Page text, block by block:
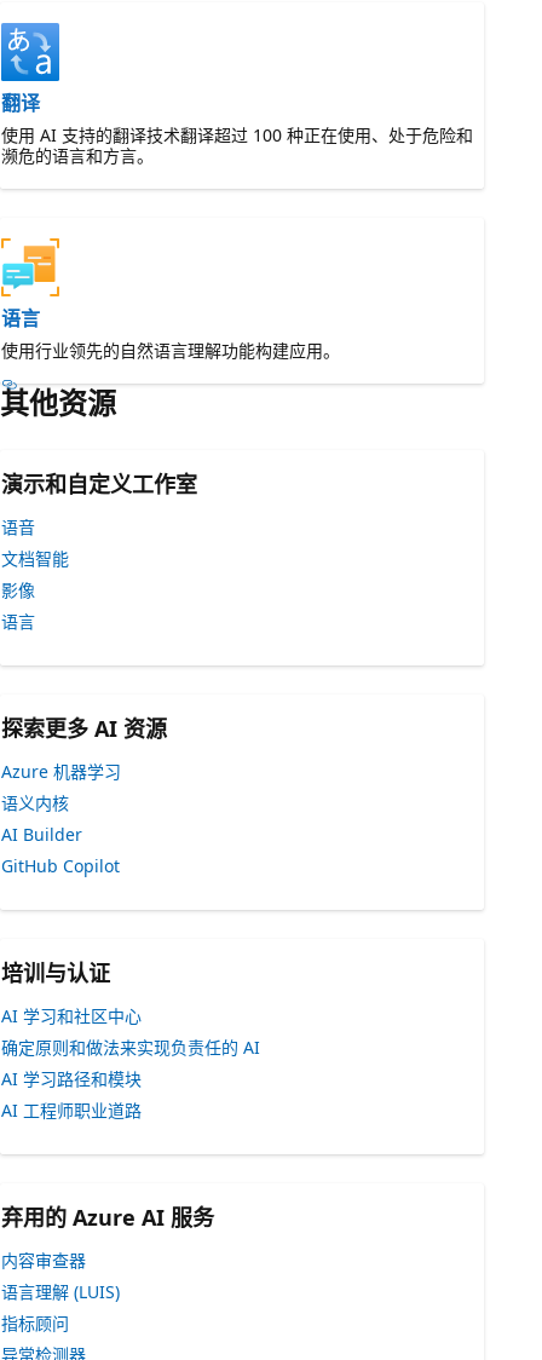
翻译
使用 AI 支持的翻译技术翻译超过 100 种正在使用、处于危险和
濒危的语言和方言。
语言
使用行业领先的自然语言理解功能构建应用。
其他资源
演示和自定义工作室
语音
文档智能
影像
语言
探索更多 AI 资源
Azure 机器学习
语义内核
AI Builder
GitHub Copilot
培训与认证
AI 学习和社区中心
确定原则和做法来实现负责任的 AI
AI 学习路径和模块
AI 工程师职业道路
弃用的 Azure AI 服务
内容审查器
语言理解 (LUIS)
指标顾问
异常检测器